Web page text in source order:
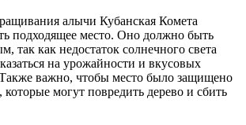
алычи Кубанская Комета
подходящее место. Оно должно быть
так как недостаток солнечного света
на урожайности и вкусовых
Также важно, чтобы место было защищено
могут повредить дерево и сбить